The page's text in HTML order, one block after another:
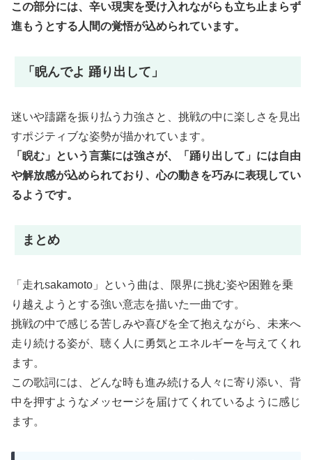
この部分には、辛い現実を受け入れながらも立ち止まらず
進もうとする人間の覚悟が込められています。
「睨んでよ 踊り出して」
迷いや躊躇を振り払う力強さと、挑戦の中に楽しさを見出
すポジティブな姿勢が描かれています。
「睨む」という言葉には強さが、「踊り出して」には自由
や解放感が込められており、心の動きを巧みに表現してい
るようです。
まとめ
「走れsakamoto」という曲は、限界に挑む姿や困難を乗
り越えようとする強い意志を描いた一曲です。
挑戦の中で感じる苦しみや喜びを全て抱えながら、未来へ
走り続ける姿が、聴く人に勇気とエネルギーを与えてくれ
ます。
この歌詞には、どんな時も進み続ける人々に寄り添い、背
中を押すようなメッセージを届けてくれているように感じ
ます。